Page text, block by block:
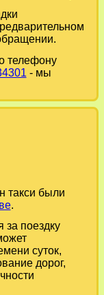
телефону
- мы
такси были
.
за поездку
суток,
дорог,